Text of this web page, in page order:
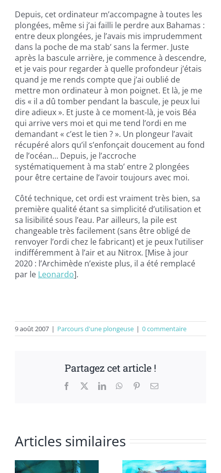
Depuis, cet ordinateur m’accompagne à toutes les
plongées, même si j’ai failli le perdre aux Bahamas :
entre deux plongées, je l’avais mis imprudemment
dans la poche de ma stab’ sans la fermer. Juste
après la bascule arrière, je commence à descendre,
et je vais pour regarder à quelle profondeur j’étais
quand je me rends compte que j’ai oublié de
mettre mon ordinateur à mon poignet. Et là, je me
dis « il a dû tomber pendant la bascule, je peux lui
dire adieux ». Et juste à ce moment-là, je vois Béa
qui arrive vers moi et qui me tend l’ordi en me
demandant « c’est le tien ? ». Un plongeur l’avait
récupéré alors qu’il s’enfonçait doucement au fond
de l’océan… Depuis, je l’accroche
systématiquement à ma stab’ entre 2 plongées
pour être certaine de l’avoir toujours avec moi.
Côté technique, cet ordi est vraiment très bien, sa
première qualité étant sa simplicité d’utilisation et
sa lisibilité sous l’eau. Par ailleurs, la pile est
changeable très facilement (sans être obligé de
renvoyer l’ordi chez le fabricant) et je peux l’utiliser
indifféremment à l’air et au Nitrox. [Mise à jour
2020 : l’Archimède n’existe plus, il a été remplacé
par le Leonardo].
9 août 2007 | Parcours d'une plongeuse | 0 commentaire
Partagez cet article !
Facebook LinkedInWhatsApp
PinterestEmail
Articles similaires